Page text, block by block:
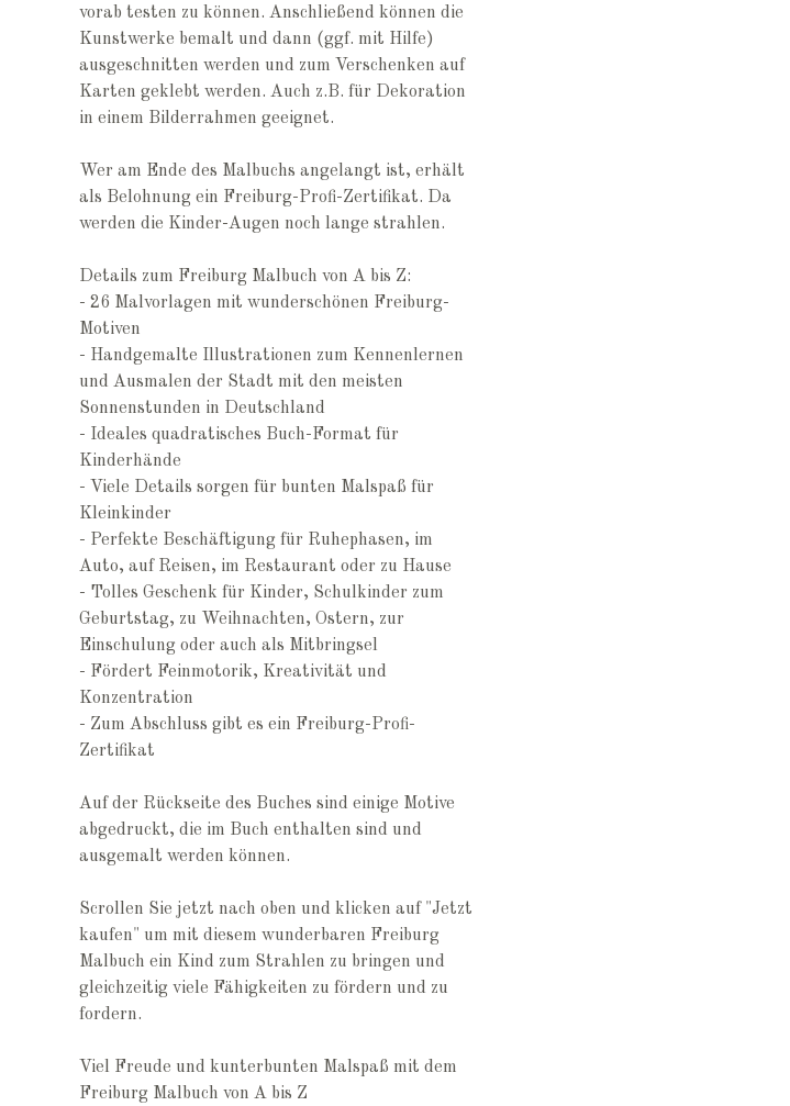
vorab testen zu können. Anschließend können die
Kunstwerke bemalt und dann (ggf. mit Hilfe)
ausgeschnitten werden und zum Verschenken auf
Karten geklebt werden. Auch z.B. für Dekoration
in einem Bilderrahmen geeignet.
Wer am Ende des Malbuchs angelangt ist, erhält
als Belohnung ein Freiburg-Profi-Zertifikat. Da
werden die Kinder-Augen noch lange strahlen.
Details zum Freiburg Malbuch von A bis Z:
- 26 Malvorlagen mit wunderschönen Freiburg-
Motiven
- Handgemalte Illustrationen zum Kennenlernen
und Ausmalen der Stadt mit den meisten
Sonnenstunden in Deutschland
- Ideales quadratisches Buch-Format für
Kinderhände
- Viele Details sorgen für bunten Malspaß für
Kleinkinder
- Perfekte Beschäftigung für Ruhephasen, im
Auto, auf Reisen, im Restaurant oder zu Hause
- Tolles Geschenk für Kinder, Schulkinder zum
Geburtstag, zu Weihnachten, Ostern, zur
Einschulung oder auch als Mitbringsel
- Fördert Feinmotorik, Kreativität und
Konzentration
- Zum Abschluss gibt es ein Freiburg-Profi-
Zertifikat
Auf der Rückseite des Buches sind einige Motive
abgedruckt, die im Buch enthalten sind und
ausgemalt werden können.
Scrollen Sie jetzt nach oben und klicken auf "Jetzt
kaufen" um mit diesem wunderbaren Freiburg
Malbuch ein Kind zum Strahlen zu bringen und
gleichzeitig viele Fähigkeiten zu fördern und zu
fordern.
Viel Freude und kunterbunten Malspaß mit dem
Freiburg Malbuch von A bis Z